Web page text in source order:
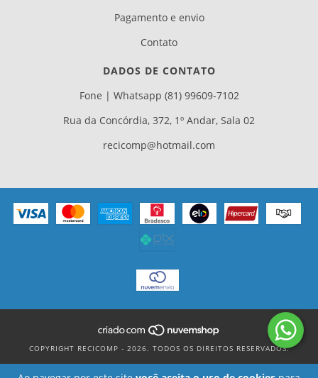
Pagamento e envio
Contato
DADOS DE CONTATO
Fone | Whatsapp (81) 99609-7102
Rua da Concórdia, 372, 1º Andar, Sala 02
recicomp@hotmail.com
COPYRIGHT RECICOMP - 2026. TODOS OS DIREITOS RESERVADOS.